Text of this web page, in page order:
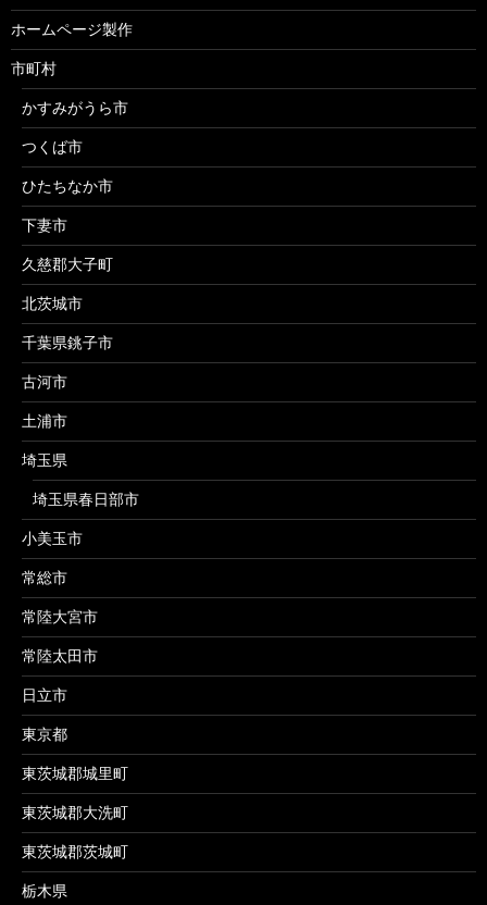
ホームページ製作
市町村
かすみがうら市
つくば市
ひたちなか市
下妻市
久慈郡大子町
北茨城市
千葉県銚子市
古河市
土浦市
埼玉県
埼玉県春日部市
小美玉市
常総市
常陸大宮市
常陸太田市
日立市
東京都
東茨城郡城里町
東茨城郡大洗町
東茨城郡茨城町
栃木県